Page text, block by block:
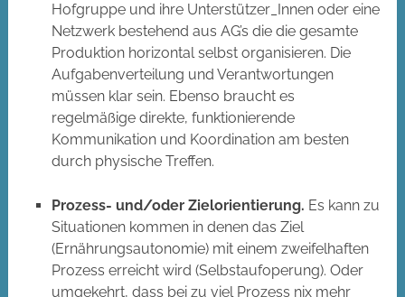
Hofgruppe und ihre Unterstützer_Innen oder eine
Netzwerk bestehend aus AG’s die die gesamte
Produktion horizontal selbst organisieren. Die
Aufgabenverteilung und Verantwortungen
müssen klar sein. Ebenso braucht es
regelmäßige direkte, funktionierende
Kommunikation und Koordination am besten
durch physische Treffen.
Prozess- und/oder Zielorientierung. Es kann zu
Situationen kommen in denen das Ziel
(Ernährungsautonomie) mit einem zweifelhaften
Prozess erreicht wird (Selbstaufoperung). Oder
umgekehrt, dass bei zu viel Prozess nix mehr